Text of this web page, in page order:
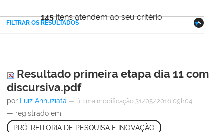
145itens atendem ao seu critério.
FILTRAR OS RESULTADOS
Resultado primeira etapa dia 11 com
discursiva.pdf
por Luiz Annuziata — última modificação 31/05/2016 09h04
— registrado em:
PRÓ-REITORIA DE PESQUISA E INOVAÇÃO